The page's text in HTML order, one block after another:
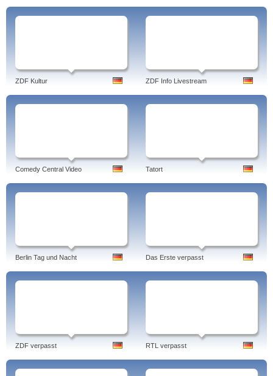
ZDF Kultur ZDF Info Livestream
Comedy Central Video Tatort
Berlin Tag und Nacht Das Erste verpasst
ZDF verpasst RTL verpasst